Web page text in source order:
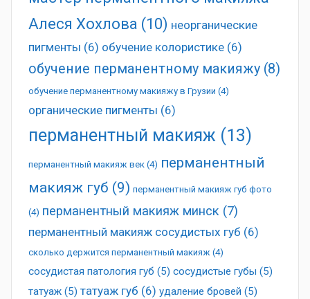
Алеся Хохлова (10) неорганические
пигменты (6) обучение колористике (6)
обучение перманентному макияжу (8)
обучение перманентному макияжу в Грузии (4)
органические пигменты (6)
перманентный макияж (13)
перманентный макияж век (4) перманентный
макияж губ (9) перманентный макияж губ фото
(4) перманентный макияж минск (7)
перманентный макияж сосудистых губ (6)
сколько держится перманентный макияж (4)
сосудистая патология губ (5) сосудистые губы (5)
татуаж (5) татуаж губ (6) удаление бровей (5)